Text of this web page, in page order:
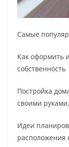
Самые
Как оформить
собственность
Постройка
своими
Идеи